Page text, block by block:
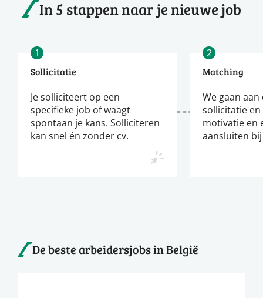
In 5 stappen naar je nieuwe job
1
Sollicitatie
Je solliciteert op een
specifieke job of waagt
spontaan je kans. Solliciteren
kan snel én zonder cv.
2
Matching
We gaan
sollicitatie
motivatie en
aansluiten
De beste arbeidersjobs in België